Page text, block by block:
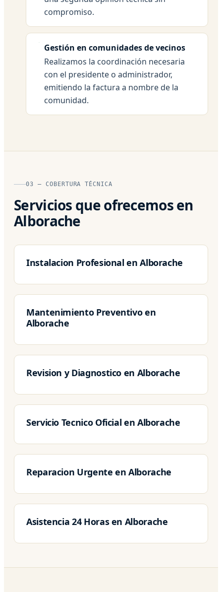
compromiso.
Gestión en comunidades de vecinos
Realizamos la coordinación necesaria
con el presidente o administrador,
emitiendo la factura a nombre de la
comunidad.
03 — COBERTURA TÉCNICA
Servicios que ofrecemos en
Alborache
Instalacion Profesional en Alborache
Mantenimiento Preventivo en
Alborache
Revision y Diagnostico en Alborache
Servicio Tecnico Oficial en Alborache
Reparacion Urgente en Alborache
Asistencia 24 Horas en Alborache